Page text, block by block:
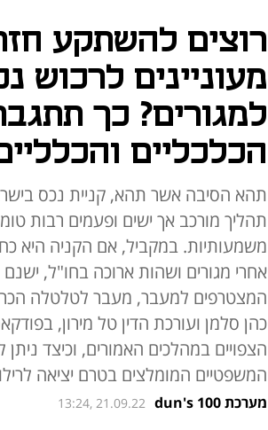
רוצים להשתקע
מעוניינים
למגורים? כך
הכלכליים
תהא הסיבה אשר תהא, קניית נכס
תהליך מורכב אך ישים ופעמים רבות
משמעותיות. במקביל, אם הקניה היא
אחרי מגורים ושהות ארוכה בחו"ל,
המצטרפים למעבר, מעבר לטלטלה
כהן סלמן ועורכת הדין טל מירון,
הצפויים במהלכים האמורים, וכיצד
המשפטיים המומלצים בטרם יציאה
מערכת dun's 100 13:24, 21.09.22